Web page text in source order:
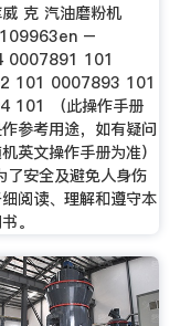
克 汽油磨粉机
–
0007891 101
101 0007893 101
101 （此操作手册
参考用途，如有疑问
英文操作手册为准）
了安全及避免人身伤
阅读、理解和遵守本
。